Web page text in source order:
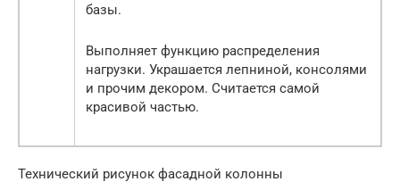
базы.
Выполняет функцию распределения
нагрузки. Украшается лепниной, консолями
и прочим декором. Считается самой
красивой частью.
Технический рисунок фасадной колонны